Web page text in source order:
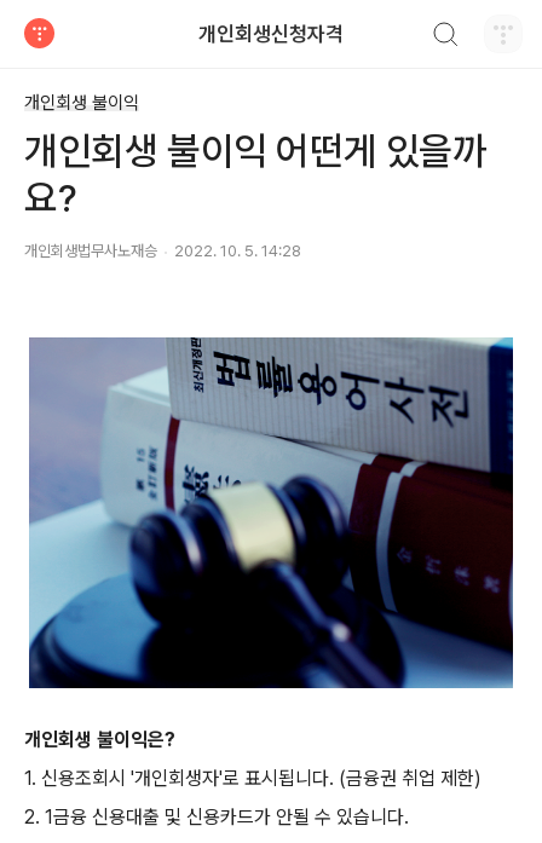
개인회생신청자격
개인회생 불이익
개인회생 불이익 어떤게 있을까
요?
개인회생법무사노재승 2022. 10. 5. 14:28
개인회생 불이익은?
1. 신용조회시 '개인회생자'로 표시됩니다. (금융권 취업 제한)
2. 1금융 신용대출 및 신용카드가 안될 수 있습니다.